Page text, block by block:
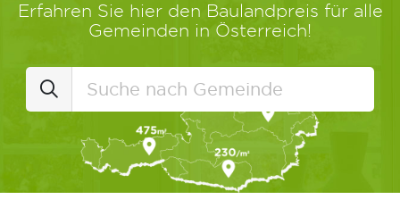
Erfahren Sie hier den Baulandpreis für alle
Gemeinden in Österreich!